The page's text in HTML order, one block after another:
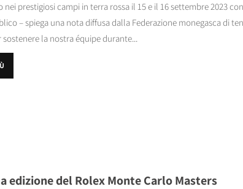
nei prestigiosi campi in terra rossa il 15 e il 16 settembre 2023
– spiega una nota diffusa dalla Federazione monegasca di
la nostra équipe durante...
edizione del Rolex Monte Carlo Masters